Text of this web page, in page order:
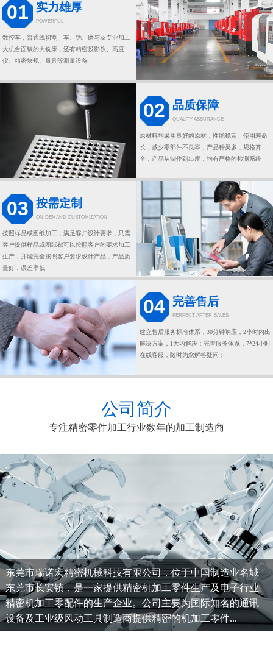
01 实力雄厚
POWERFUL
数控车，普通线切割、车、铣、磨与及专业加工
大机台面钣的大铣床，还有精密投影仪、高度
仪、精密块规、量具等测量设备
02 品质保障
QUALITY ASSURANCE
原材料均采用良好的原材，性能稳定、使用寿命
长，减少零部件不良率，产品种类多，规格齐
全，产品从制作到出库，均有严格的检测系统
03 按需定制
ON-DEMAND CUSTOMIZATION
按照样品或图纸加工，满足客户设计要求，只需
客户提供样品或图纸都可以按照客户的要求加工
生产，并能完全按照客户要求设计产品，产品质
量好，误差率低
04 完善售后
PERFECT AFTER-SALES
建立售后服务标准体系，30分钟响应，2小时内出
解决方案，1天内解决；完善服务体系，7*24小时
在线客服，随时为您解答疑问；
公司简介
专注精密零件加工行业数年的加工制造商
东莞市瑞诺宏精密机械科技有限公司，位于中国制造业名城
东莞市长安镇，是一家提供精密机加工零件生产及电子行业
精密机加工零配件的生产企业。公司主要为国际知名的通讯
设备及工业级风动工具制造商提供精密的机加工零件...